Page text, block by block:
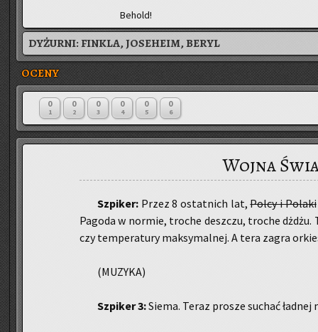
Be­hold!
DYŻURNI:FINKLA, JOSEHEIM, BERYL
OCENY
0
1
0
2
0
3
0
4
0
5
0
6
Wojna
Szpi­ker: Przez 8 ostat­nich lat,Polcy i Po­la­ki
Pa­go­da w nor­mie, tro­che desz­czu, tro­che
czy tem­pe­ra­tu­ry mak­sy­mal­nej. A tera zagra
(MU­ZY­KA)
Szpi­ker 3:Siema. Teraz pro­sze su­chać